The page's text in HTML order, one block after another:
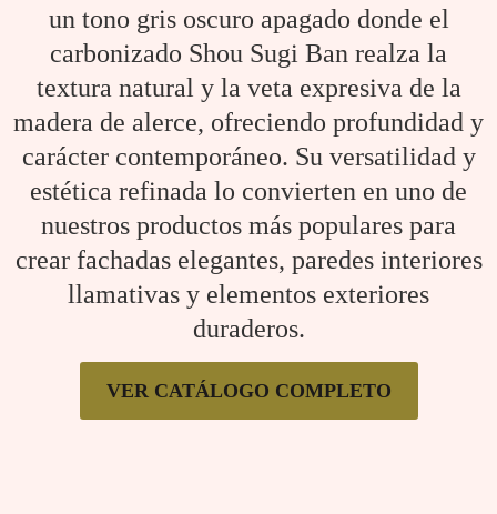
un tono gris oscuro apagado donde el
carbonizado Shou Sugi Ban realza la
textura natural y la veta expresiva de la
madera de alerce, ofreciendo profundidad y
carácter contemporáneo. Su versatilidad y
estética refinada lo convierten en uno de
nuestros productos más populares para
crear fachadas elegantes, paredes interiores
llamativas y elementos exteriores
duraderos.
VER CATÁLOGO COMPLETO